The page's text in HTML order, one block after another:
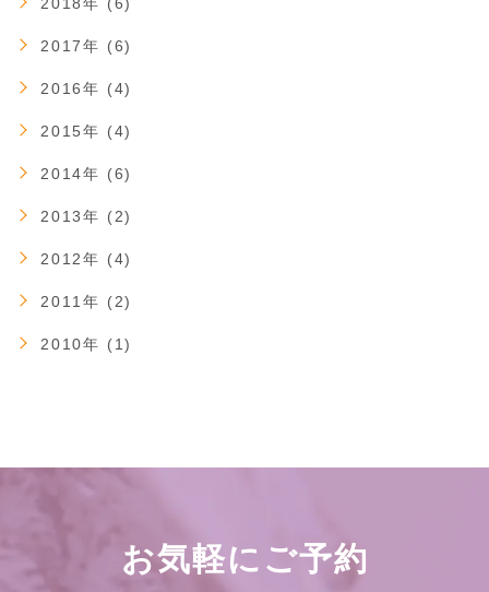
2017年 (6)
2016年 (4)
2015年 (4)
2014年 (6)
2013年 (2)
2012年 (4)
2011年 (2)
2010年 (1)
お気軽にご予約